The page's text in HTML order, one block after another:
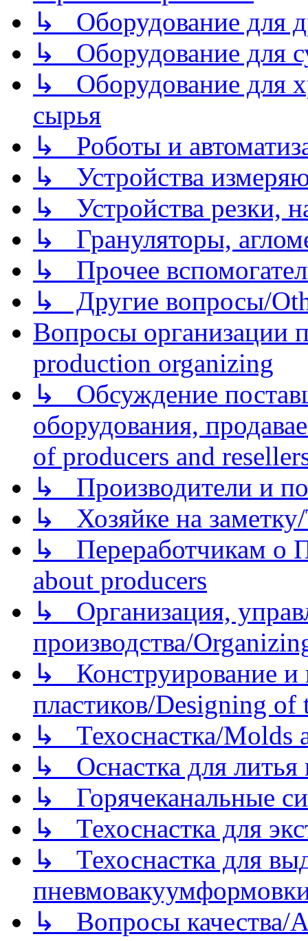
↳ Оборудование для
↳ Оборудование для
↳ Оборудование для
сырья
↳ Роботы и
↳ Устройства
↳ Устройства резки,
↳ Грануляторы,
↳ Прочее
↳ Другие вопросы/
Вопросы организации
production organizing
↳ Обсуждение
оборудования,
of producers and
↳ Производители и
↳ Хозяйке на
↳ Переработчикам о
about producers
↳ Организация,
производства/
↳ Конструирование и
пластиков/Designing of
↳ Техоснастка/Molds
↳ Оснастка для литья
↳ Горячеканальные
↳ Техоснастка для
↳ Техоснастка для
↳ Вопросы качества/